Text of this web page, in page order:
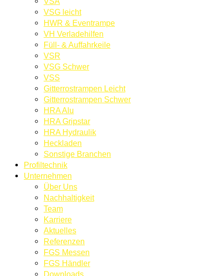
VSG leicht
HWR & Eventrampe
VH Verladehilfen
Füll- & Auffahrkeile
VSR
VSG Schwer
VSS
Gitterrostrampen Leicht
Gitterrostrampen Schwer
HRA Alu
HRA Gripstar
HRA Hydraulik
Heckladen
Sonstige Branchen
Profiltechnik
Unternehmen
Über Uns
Nachhaltigkeit
Team
Karriere
Aktuelles
Referenzen
FGS Messen
FGS Händler
Downloads